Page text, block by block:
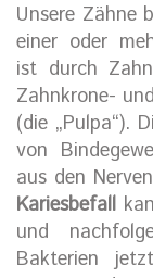
Unsere Zähne
einer oder
ist durch
Zahnkrone-
(die „Pulpa“).
von
aus den
Kariesbefall
und
Bakterien